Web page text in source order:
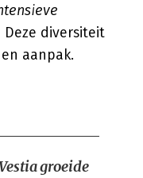
Deze diversiteit
aanpak.
groeide